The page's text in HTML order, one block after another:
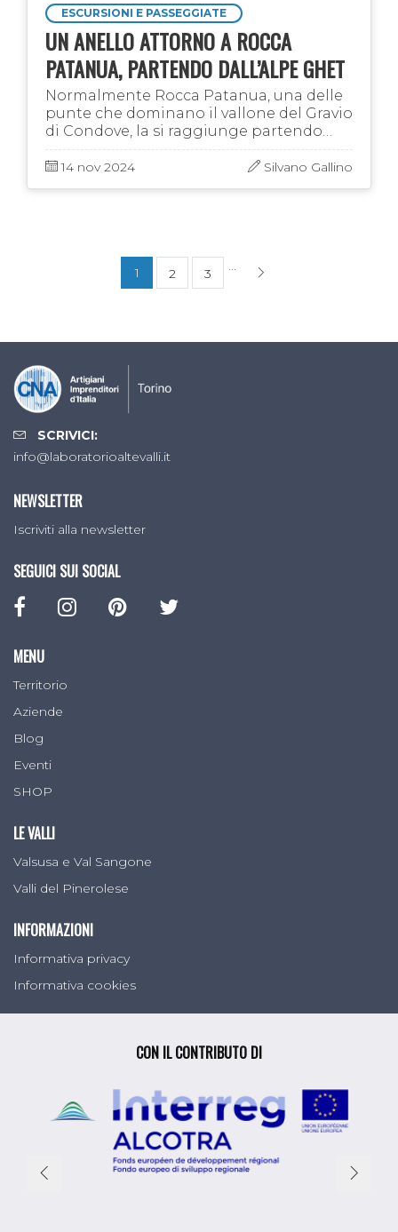
ESCURSIONI E PASSEGGIATE
UN ANELLO ATTORNO A ROCCA
PATANUA, PARTENDO DALL’ALPE GHET
Normalmente Rocca Patanua, una delle
punte che dominano il vallone del Gravio
di Condove, la si raggiunge partendo
dalla Cappella di Prarotto. Noi, volendo
fare un anello insolito attorno a questa …
14 nov 2024 Silvano Gallino
1 2 3 ...
SCRIVICI:
info@laboratorioaltevalli.it
NEWSLETTER
Iscriviti alla newsletter
SEGUICI SUI SOCIAL
MENU
Territorio
Aziende
Blog
Eventi
SHOP
LE VALLI
Valsusa e Val Sangone
Valli del Pinerolese
INFORMAZIONI
Informativa privacy
Informativa cookies
CON IL CONTRIBUTO DI